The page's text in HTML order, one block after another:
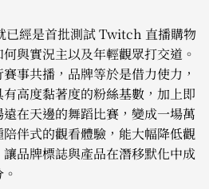
已經是首批測試 Twitch 直播購物
與實況主以及年輕觀眾打交道。
事共播，品牌等於是借力使力，
高度黏著度的粉絲基數，加上即
在天邊的舞蹈比賽，變成一場萬
伴式的觀看體驗，能大幅降低觀
品牌標誌與產品在潛移默化中成